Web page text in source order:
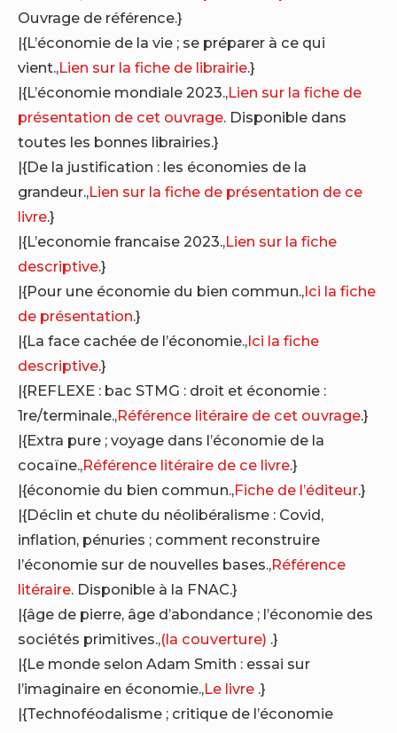
Ouvrage de référence.}
|{L’économie de la vie ; se préparer à ce qui
vient.,Lien sur la fiche de librairie.}
|{L’économie mondiale 2023.,Lien sur la fiche de
présentation de cet ouvrage. Disponible dans
toutes les bonnes librairies.}
|{De la justification : les économies de la
grandeur.,Lien sur la fiche de présentation de ce
livre.}
|{L’economie francaise 2023.,Lien sur la fiche
descriptive.}
|{Pour une économie du bien commun.,Ici la fiche
de présentation.}
|{La face cachée de l’économie.,Ici la fiche
descriptive.}
|{REFLEXE : bac STMG : droit et économie :
1re/terminale.,Référence litéraire de cet ouvrage.}
|{Extra pure ; voyage dans l’économie de la
cocaïne.,Référence litéraire de ce livre.}
|{économie du bien commun.,Fiche de l’éditeur.}
|{Déclin et chute du néolibéralisme : Covid,
inflation, pénuries ; comment reconstruire
l’économie sur de nouvelles bases.,Référence
litéraire. Disponible à la FNAC.}
|{âge de pierre, âge d’abondance ; l’économie des
sociétés primitives.,(la couverture) .}
|{Le monde selon Adam Smith : essai sur
l’imaginaire en économie.,Le livre .}
|{Technoféodalisme ; critique de l’économie